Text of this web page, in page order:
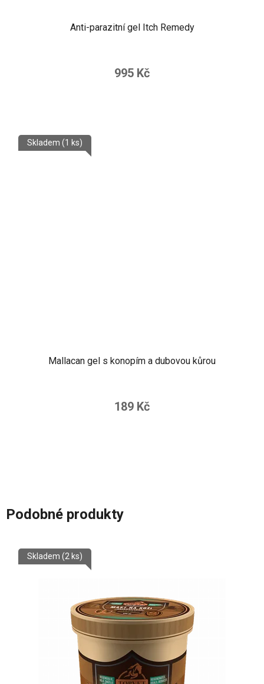
Anti-parazitní gel Itch Remedy
995 Kč
Mallacan gel s konopím a dubovou kůrou
Skladem (1 ks)
189 Kč
Podobné produkty
Skladem (2 ks)